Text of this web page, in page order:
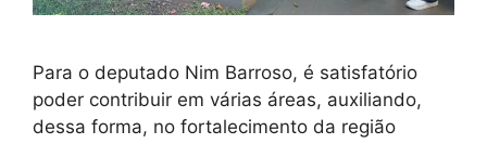
Para o deputado Nim Barroso, é satisfatório
poder contribuir em várias áreas, auxiliando,
dessa forma, no fortalecimento da região